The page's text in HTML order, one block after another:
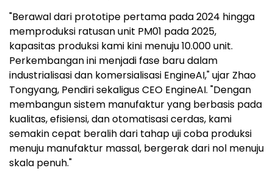
"Berawal dari prototipe pertama pada 2024 hingga
memproduksi ratusan unit PM01 pada 2025,
kapasitas produksi kami kini menuju 10.000 unit.
Perkembangan ini menjadi fase baru dalam
industrialisasi dan komersialisasi EngineAI," ujar Zhao
Tongyang, Pendiri sekaligus CEO EngineAI. "Dengan
membangun sistem manufaktur yang berbasis pada
kualitas, efisiensi, dan otomatisasi cerdas, kami
semakin cepat beralih dari tahap uji coba produksi
menuju manufaktur massal, bergerak dari nol menuju
skala penuh."